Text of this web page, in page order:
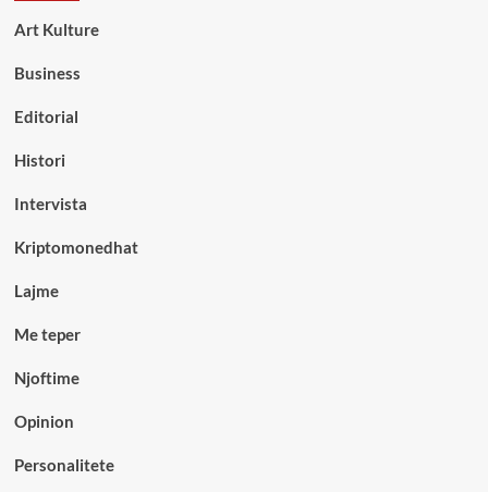
Art Kulture
Business
Editorial
Histori
Intervista
Kriptomonedhat
Lajme
Me teper
Njoftime
Opinion
Personalitete